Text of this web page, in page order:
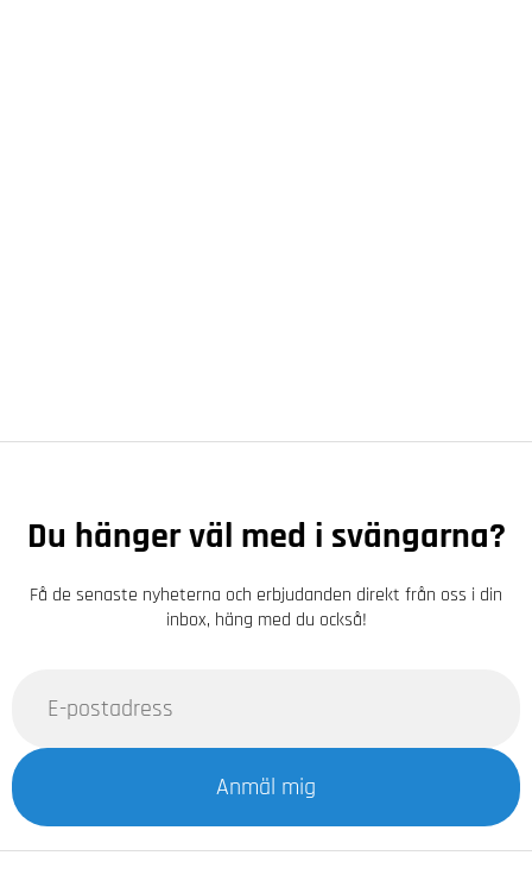
Du hänger väl med i svängarna?
Få de senaste nyheterna och erbjudanden direkt från oss i din
inbox, häng med du också!
Anmäl mig